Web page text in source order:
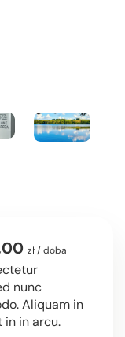
zł / doba
nunc
Aliquam in
in arcu.